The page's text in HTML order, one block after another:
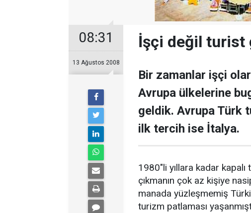
08:31
13 Ağustos 2008
İşçi değil turist
Bir zamanlar işçi
Avrupa ülkelerine
geldik. Avrupa Türk
ilk tercih ise İtalya.
1980"li yıllara kadar
çıkmanın çok az kişiye
manada yüzleşmemiş
turizm patlaması